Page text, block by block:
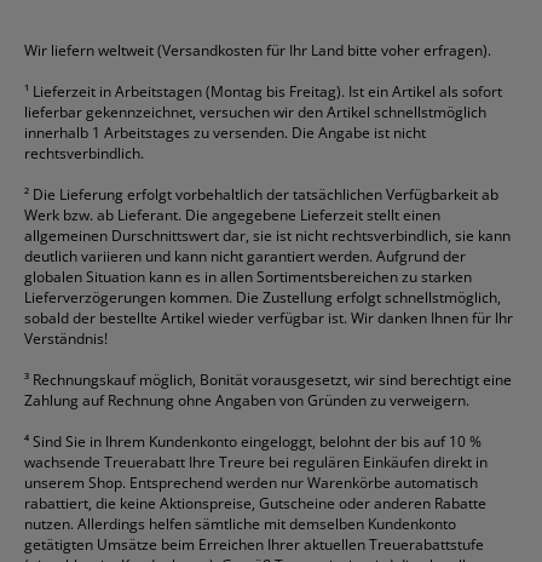
HP
alle Marken anzeigen
Wir liefern weltweit (Versandkosten für Ihr Land bitte voher erfragen).
¹ Lieferzeit in Arbeitstagen (Montag bis Freitag). Ist ein Artikel als sofort
lieferbar gekennzeichnet, versuchen wir den Artikel schnellstmöglich
innerhalb 1 Arbeitstages zu versenden. Die Angabe ist nicht
rechtsverbindlich.
² Die Lieferung erfolgt vorbehaltlich der tatsächlichen Verfügbarkeit ab
Werk bzw. ab Lieferant. Die angegebene Lieferzeit stellt einen
allgemeinen Durschnittswert dar, sie ist nicht rechtsverbindlich, sie kann
deutlich variieren und kann nicht garantiert werden. Aufgrund der
globalen Situation kann es in allen Sortimentsbereichen zu starken
Lieferverzögerungen kommen. Die Zustellung erfolgt schnellstmöglich,
sobald der bestellte Artikel wieder verfügbar ist. Wir danken Ihnen für Ihr
Verständnis!
³ Rechnungskauf möglich, Bonität vorausgesetzt, wir sind berechtigt eine
Zahlung auf Rechnung ohne Angaben von Gründen zu verweigern.
⁴Sind Sie in Ihrem Kundenkonto eingeloggt, belohnt der bis auf 10 %
wachsende Treuerabatt Ihre Treure bei regulären Einkäufen direkt in
unserem Shop. Entsprechend werden nur Warenkörbe automatisch
rabattiert, die keine Aktionspreise, Gutscheine oder anderen Rabatte
nutzen. Allerdings helfen sämtliche mit demselben Kundenkonto
getätigten Umsätze beim Erreichen Ihrer aktuellen Treuerabattstufe